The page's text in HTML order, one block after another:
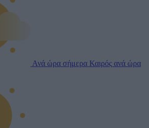
Ανά ώρα σήμερα Καιρός ανά ώρα